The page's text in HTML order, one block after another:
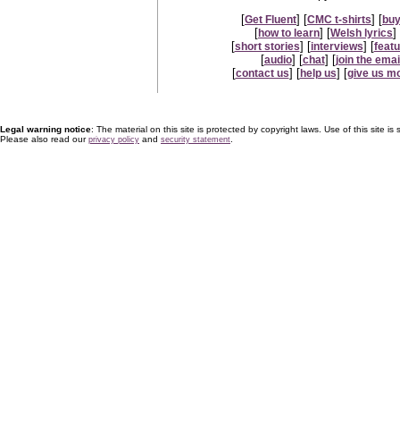
[Get Fluent] [CMC t-shirts] [
[how to learn] [Welsh lyrics]
[short stories] [interviews] [
[audio] [chat] [join the
[contact us] [help us] [give us
Legal warning notice: The material on this site is protected by copyright laws. Use of this site is
Please also read our privacy policy and security statement